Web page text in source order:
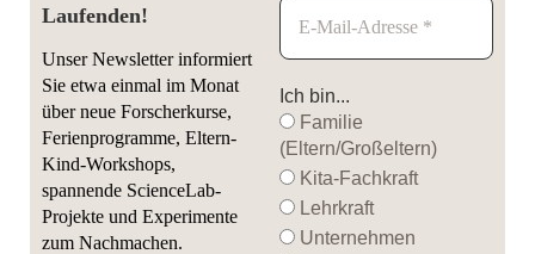
Laufenden!
Unser Newsletter informiert
Sie etwa einmal im Monat
über neue Forscherkurse,
Ferienprogramme, Eltern-
Kind-Workshops,
spannende ScienceLab-
Projekte und Experimente
zum Nachmachen.
Ich bin...
Familie
(Eltern/Großeltern)
Kita-Fachkraft
Lehrkraft
Unternehmen